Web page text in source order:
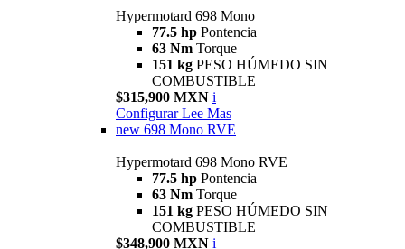
Hypermotard 698 Mono
77.5 hp Pontencia
63 Nm Torque
151 kg PESO HÚMEDO SIN
COMBUSTIBLE
$315,900 MXN i
Configurar Lee Mas
new 698 Mono RVE
Hypermotard 698 Mono RVE
77.5 hp Pontencia
63 Nm Torque
151 kg PESO HÚMEDO SIN
COMBUSTIBLE
$348,900 MXN i